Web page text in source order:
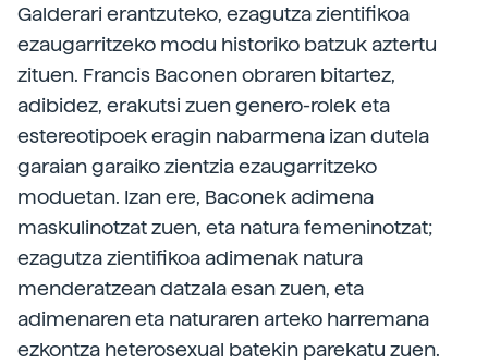
Galderari erantzuteko, ezagutza zientifikoa
ezaugarritzeko modu historiko batzuk aztertu
zituen. Francis Baconen obraren bitartez,
adibidez, erakutsi zuen genero-rolek eta
estereotipoek eragin nabarmena izan dutela
garaian garaiko zientzia ezaugarritzeko
moduetan. Izan ere, Baconek adimena
maskulinotzat zuen, eta natura femeninotzat;
ezagutza zientifikoa adimenak natura
menderatzean datzala esan zuen, eta
adimenaren eta naturaren arteko harremana
ezkontza heterosexual batekin parekatu zuen.